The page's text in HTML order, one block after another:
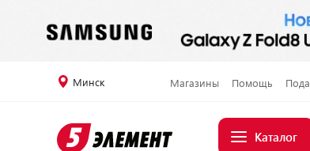
Минск Магазины Помощь
Каталог